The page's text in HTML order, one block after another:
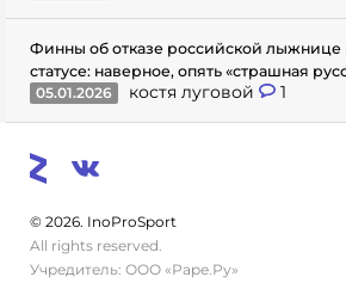
Финны об отказе российской лыжнице
статусе: наверное, опять «страшная
05.01.2026
костя луговой 1
© 2026. InoProSport
All rights reserved.
Учредитель: ООО «Раре.Ру»